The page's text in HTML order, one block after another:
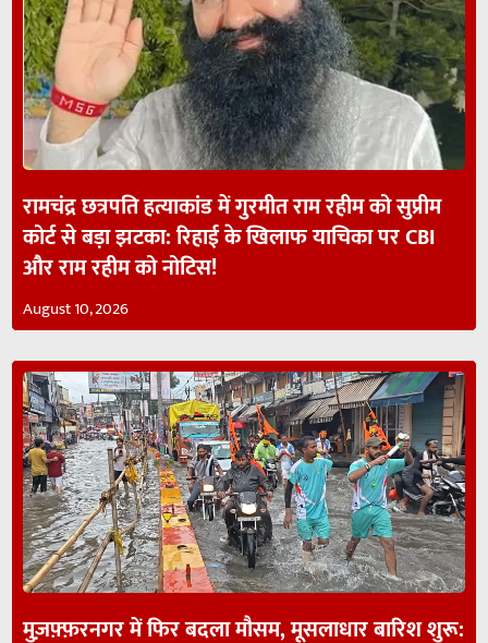
रामचंद्र छत्रपति हत्याकांड में गुरमीत राम रहीम को सुप्रीम
कोर्ट से बड़ा झटका: रिहाई के खिलाफ याचिका पर CBI
और राम रहीम को नोटिस!
August 10, 2026
मुज़फ़्फ़रनगर में फिर बदला मौसम, मूसलाधार बारिश शुरू: